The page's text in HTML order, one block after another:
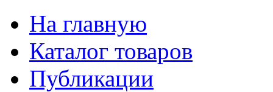
На главную
Каталог товаров
Публикации